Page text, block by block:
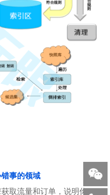
事的领域
取流量和订单，说明你，